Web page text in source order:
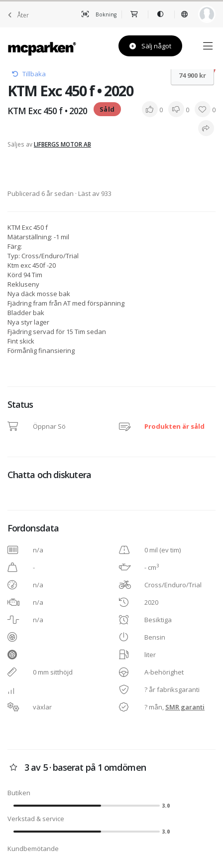
Åter Bokning
Sälj något
Tillbaka
KTM Exc 450 f • 2020
KTM Exc 450 f • 2020 Såld 0 0 0
Säljes avLIFBERGS MOTOR AB
74 900 kr
Publicerad 6 år sedan · Läst av 933
KTM Exc 450 f
Mätarställning: -1 mil
Färg:
Typ: Cross/Enduro/Trial
Ktm exc 450f -20
Körd 94 Tim
Rekluseny
Nya däck mosse bak
Fjädring fram från AT med förspänning
Bladder bak
Nya styr lager
Fjädring servad för 15 Tim sedan
Fint skick
Förmånlig finansiering
Status
Öppnar Sö Produkten är såld
Chatta och diskutera
Fordonsdata
n/a
-
n/a
n/a
n/a
0 mm sitthöjd
växlar
0 mil (ev tim)
- cm3
Cross/Enduro/Trial
2020
Besiktiga
Bensin
liter
A-behörighet
? år fabriksgaranti
? mån, SMR garanti
3 av 5 · baserat på 1 omdömen
Butiken
3.0
Verkstad & service
3.0
Kundbemötande